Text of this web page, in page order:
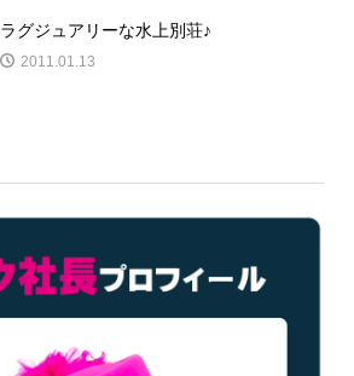
ラグジュアリーな水上別荘♪
2011.01.13